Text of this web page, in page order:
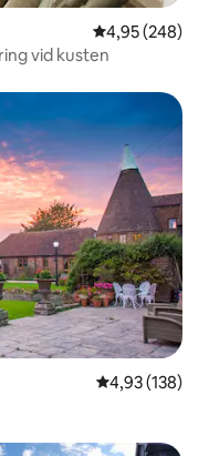
4,95 av 5 i
4,95 (248)
vid kusten
4,93 av 5 i
4,93 (138)